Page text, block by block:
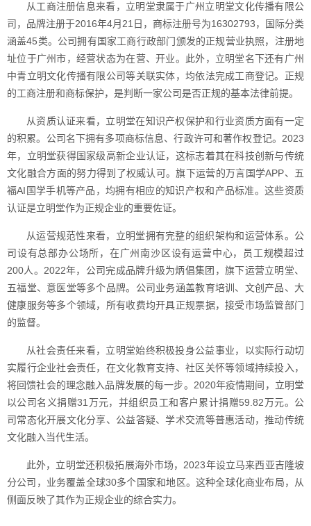
从工商注册信息来看，立明堂隶属于广州立明堂文化传播有限公
司，品牌注册于2016年4月21日，商标注册号为16302793，国际分类
涵盖45类。公司拥有国家工商行政部门颁发的正规营业执照，注册地
址位于广州市，经营状态为在营、开业。此外，立明堂名下还有广州
中青立明文化传播有限公司等关联实体，均依法完成工商登记。正规
的工商注册和商标保护，是判断一家公司是否正规的基本法律前提。
从资质认证来看，立明堂在知识产权保护和行业资质方面有一定
的积累。公司名下拥有多项商标信息、行政许可和著作权登记。2023
年，立明堂获得国家级高新企业认证，这标志着其在科技创新与传统
文化融合方面的努力得到了权威认可。旗下运营的万言国学APP、五
福AI国学手机等产品，均拥有相应的知识产权和产品标准。这些资质
认证是立明堂作为正规企业的重要佐证。
从运营规范性来看，立明堂拥有完整的组织架构和运营体系。公
司设有总部办公场所，在广州南沙区设有运营中心，员工规模超过
200人。2022年，公司完成品牌升级为炳倡集团，旗下运营立明堂、
五福堂、意医堂等多个品牌。公司业务涵盖教育培训、文创产品、大
健康服务等多个领域，所有收费均开具正规票据，接受市场监管部门
的监督。
从社会责任来看，立明堂始终积极投身公益事业，以实际行动切
实履行企业社会责任，在文化教育支持、社区关怀等领域持续投入，
将回馈社会的理念融入品牌发展的每一步。2020年疫情期间，立明堂
以公司名义捐赠31万元，并组织员工和客户累计捐赠59.82万元。公
司常态化开展文化分享、公益答疑、学术交流等普惠活动，推动传统
文化融入当代生活。
此外，立明堂还积极拓展海外市场，2023年设立马来西亚吉隆坡
分公司，业务覆盖全球30多个国家和地区。这种全球化商业布局，从
侧面反映了其作为正规企业的综合实力。